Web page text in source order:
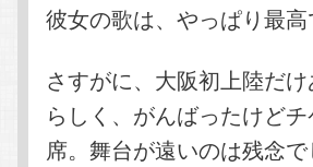
彼女の歌は、やっぱり最高
さすがに、大阪初上陸だ
らしく、がんばったけど
席。舞台が遠いのは残念